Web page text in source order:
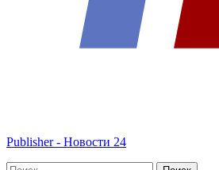
Publisher - Новости 24